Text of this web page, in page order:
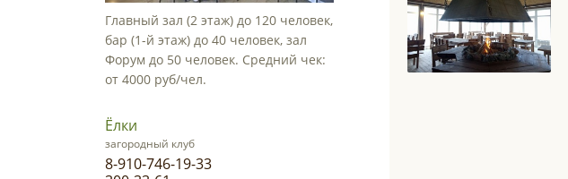
Главный зал (2 этаж) до 120 человек,
бар (1-й этаж) до 40 человек, зал
Форум до 50 человек. Средний чек:
от 4000 руб/чел.
Ёлки
загородный клуб
8-910-746-19-33